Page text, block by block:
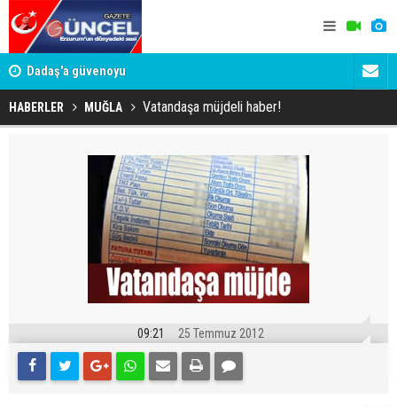
Dadaş'a güvenoyu Murat
HABERLER MUĞLA Vatandaşa müjdeli haber!
09:21 25 Temmuz 2012